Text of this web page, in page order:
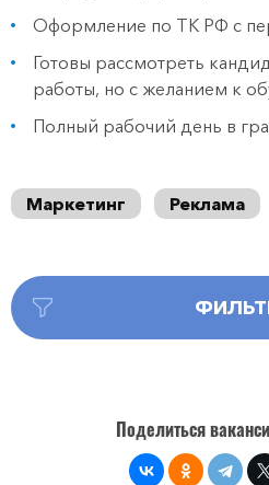
Оформление по ТК РФ с
Готовы рассмотреть
работы, но с желанием к
Полный рабочий день в
Маркетинг Реклама
Поделиться